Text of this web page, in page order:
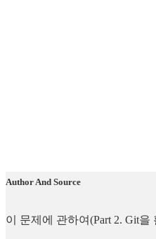
Author And Source
이 문제에 관하여(Part 2. Git을